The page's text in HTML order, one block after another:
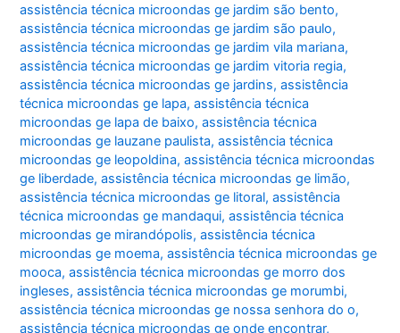
assistência técnica microondas ge jardim são bento,
assistência técnica microondas ge jardim são paulo,
assistência técnica microondas ge jardim vila mariana,
assistência técnica microondas ge jardim vitoria regia,
assistência técnica microondas ge jardins,assistência
técnica microondas ge lapa,assistência técnica
microondas ge lapa de baixo,assistência técnica
microondas ge lauzane paulista,assistência técnica
microondas ge leopoldina,assistência técnica microondas
ge liberdade,assistência técnica microondas ge limão,
assistência técnica microondas ge litoral,assistência
técnica microondas ge mandaqui,assistência técnica
microondas ge mirandópolis,assistência técnica
microondas ge moema,assistência técnica microondas ge
mooca,assistência técnica microondas ge morro dos
ingleses,assistência técnica microondas ge morumbi,
assistência técnica microondas ge nossa senhora do o,
assistência técnica microondas ge onde encontrar,